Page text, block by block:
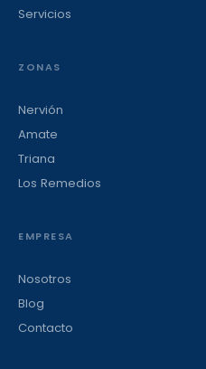
Servicios
ZONAS
Nervión
Amate
Triana
Los Remedios
EMPRESA
Nosotros
Blog
Contacto